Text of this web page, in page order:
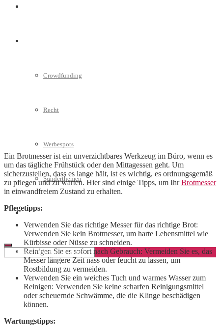
Crowdfunding
Recht
Werbespots
Sonderthemen
Geschäftskonto eröffnen
Ein Brotmesser ist ein unverzichtbares Werkzeug im Büro, wenn es
um das tägliche Frühstück oder den Mittagessen geht. Um
sicherzustellen, dass es lange hält, ist es wichtig, es ordnungsgemäß
zu pflegen und zu warten. Hier sind einige Tipps, um IhrBrotmesser
in einwandfreiem Zustand zu erhalten.
Pflegetipps:
Verwenden Sie das richtige Messer für das richtige Brot:
Verwenden Sie kein Brotmesser, um harte Lebensmittel wie
Kürbisse oder Nüsse zu schneiden.
Reinigen Sie es sofort nach Gebrauch: Vermeiden Sie es, das
Messer längere Zeit nass oder feucht zu lassen, um
Rostbildung zu vermeiden.
Verwenden Sie ein weiches Tuch und warmes Wasser zum
Reinigen: Verwenden Sie keine scharfen Reinigungsmittel
oder scheuernde Schwämme, die die Klinge beschädigen
können.
Wartungstipps: